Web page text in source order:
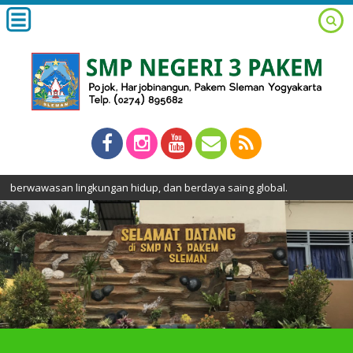
lingkungan hidup, dan berdaya saing global.